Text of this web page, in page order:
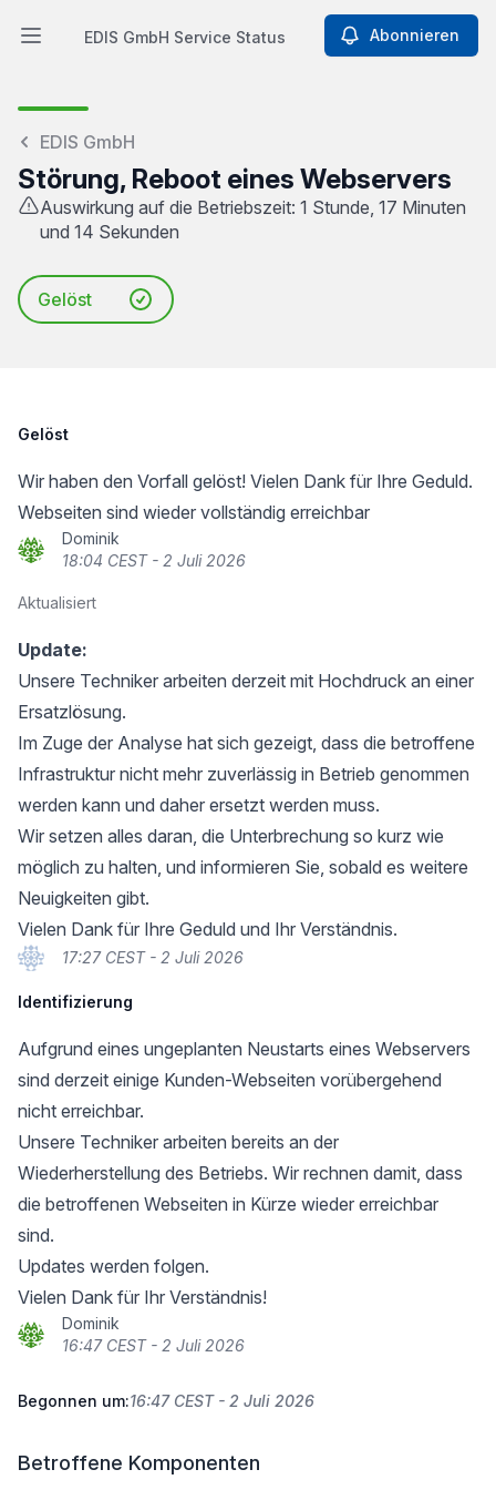
Hauptmenü öffnen
EDIS GmbH Service Status Abonnieren
EDIS GmbH
Störung, Reboot eines Webservers
Auswirkung auf die Betriebszeit: 1 Stunde, 17 Minuten
und 14 Sekunden
Gelöst
Gelöst
Wir haben den Vorfall gelöst! Vielen Dank für Ihre Geduld.
Webseiten sind wieder vollständig erreichbar
Dominik
18:04 CEST - 2 Juli 2026
Aktualisiert
Update:
Unsere Techniker arbeiten derzeit mit Hochdruck an einer
Ersatzlösung.
Im Zuge der Analyse hat sich gezeigt, dass die betroffene
Infrastruktur nicht mehr zuverlässig in Betrieb genommen
werden kann und daher ersetzt werden muss.
Wir setzen alles daran, die Unterbrechung so kurz wie
möglich zu halten, und informieren Sie, sobald es weitere
Neuigkeiten gibt.
Vielen Dank für Ihre Geduld und Ihr Verständnis.
17:27 CEST - 2 Juli 2026
Identifizierung
Aufgrund eines ungeplanten Neustarts eines Webservers
sind derzeit einige Kunden-Webseiten vorübergehend
nicht erreichbar.
Unsere Techniker arbeiten bereits an der
Wiederherstellung des Betriebs. Wir rechnen damit, dass
die betroffenen Webseiten in Kürze wieder erreichbar
sind.
Updates werden folgen.
Vielen Dank für Ihr Verständnis!
Dominik
16:47 CEST - 2 Juli 2026
Begonnen um:16:47 CEST - 2 Juli 2026
Betroffene Komponenten